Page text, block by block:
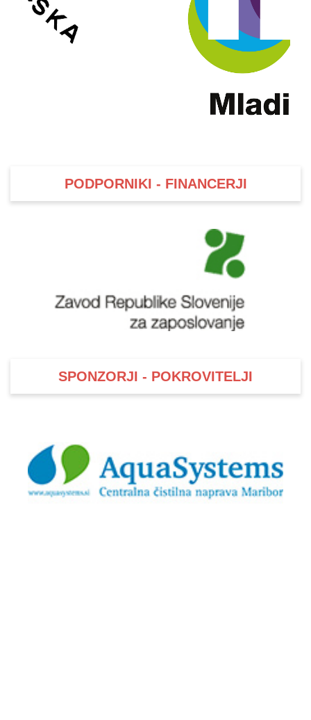
PODPORNIKI - FINANCERJI
SPONZORJI - POKROVITELJI